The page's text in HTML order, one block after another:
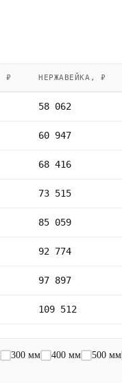
₽ НЕРЖАВЕЙКА, ₽
58 062
60 947
68 416
73 515
85 059
92 774
97 897
109 512
300 мм 400 мм 500 мм